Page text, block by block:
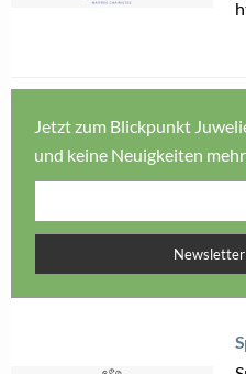
Jetzt zum Blickpunkt
und keine Neuigkeiten